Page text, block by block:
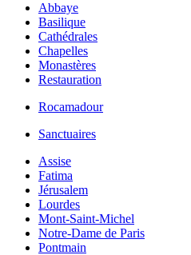
Abbaye
Basilique
Cathédrales
Chapelles
Monastères
Restauration
Rocamadour
Sanctuaires
Assise
Fatima
Jérusalem
Lourdes
Mont-Saint-Michel
Notre-Dame de Paris
Pontmain